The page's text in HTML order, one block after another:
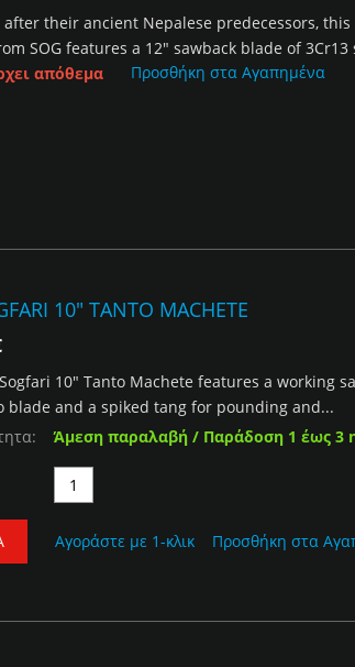
after their ancient Nepalese predecessors, this
SOG features a 12" sawback blade of 3Cr13
απόθεμα
Προσθήκη στα Αγαπημένα
10" TANTO MACHETE
10" Tanto Machete features a working
blade and a spiked tang for pounding and...
Άμεση παραλαβή / Παράδοση 1 έως 3
Αγοράστε με 1-κλικ Προσθήκη στα